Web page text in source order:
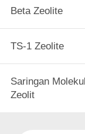
Beta Zeolite
TS-1 Zeolite
Saringan Molekul
Zeolit